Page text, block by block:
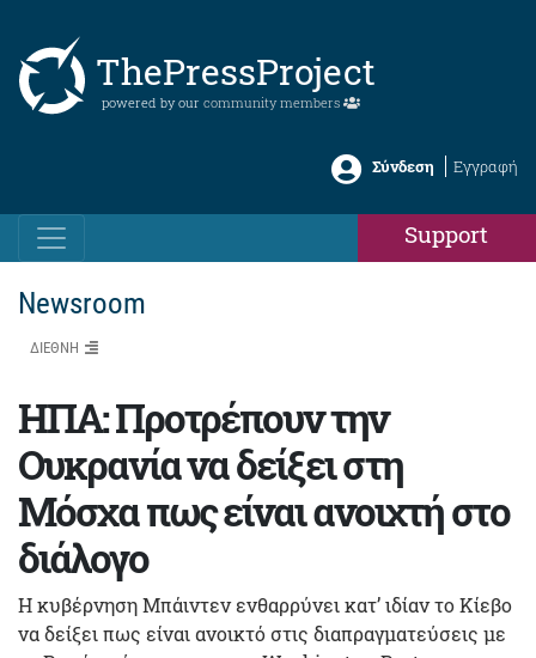
ThePressProject
powered by our community members
Σύνδεση Εγγραφή
Support
Newsroom
ΔΙΕΘΝΗ
ΗΠΑ: Προτρέπουν την
Ουκρανία να δείξει στη
Μόσχα πως είναι ανοιχτή στο
διάλογο
Η κυβέρνηση Μπάιντεν ενθαρρύνει κατ’ ιδίαν το Κίεβο
να δείξει πως είναι ανοικτό στις διαπραγματεύσεις με